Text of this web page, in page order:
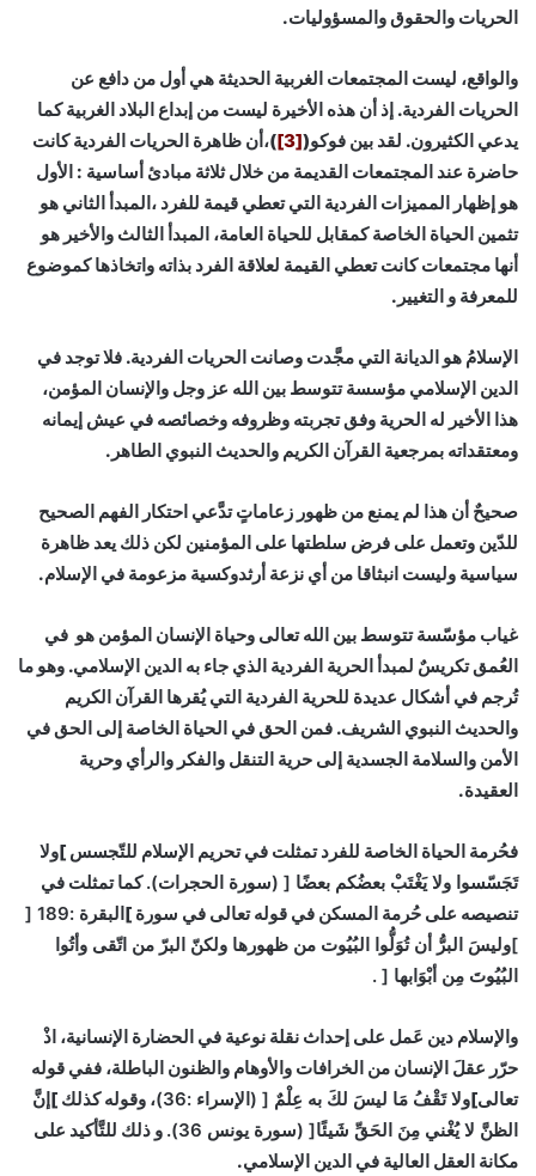
الحريات والحقوق والمسؤوليات.
والواقع، ليست المجتمعات الغربية الحديثة هي أول من دافع عن
الحريات الفردية. إذ أن هذه الأخيرة ليست من إبداع البلاد الغربية كما
يدعي الكثيرون. لقد بين فوكو([3]
)،أن ظاهرة الحريات الفردية كانت
حاضرة عند المجتمعات القديمة من خلال ثلاثة مبادئ أساسية : الأول
هو إظهار المميزات الفردية التي تعطي قيمة للفرد ،المبدأ الثاني هو
تثمين الحياة الخاصة كمقابل للحياة العامة، المبدأ الثالث والأخير هو
أنها مجتمعات كانت تعطي القيمة لعلاقة الفرد بذاته واتخاذها كموضوع
للمعرفة و التغيير.
الإسلامُ هو الديانة التي مجَّدت وصانت الحريات الفردية. فلا توجد في
الدين الإسلامي مؤسسة تتوسط بين الله عز وجل والإنسان المؤمن،
هذا الأخير له الحرية وفق تجربته وظروفه وخصائصه في عيش إيمانه
ومعتقداته بمرجعية القرآن الكريم والحديث النبوي الطاهر.
صحيحٌ أن هذا لم يمنع من ظهور زعاماتٍ تدَّعي احتكار الفهم الصحيح
للدّين وتعمل على فرض سلطتها على المؤمنين لكن ذلك يعد ظاهرة
سياسية وليست انبثاقا من أي نزعة أرثدوكسية مزعومة في الإسلام.
غياب مؤسّسة تتوسط بين الله تعالى وحياة الإنسان المؤمن هو في
العُمق تكريسٌ لمبدأ الحرية الفردية الذي جاء به الدين الإسلامي. وهو ما
تُرجم في أشكال عديدة للحرية الفردية التي يُقرها القرآن الكريم
والحديث النبوي الشريف. فمن الحق في الحياة الخاصة إلى الحق في
الأمن والسلامة الجسدية إلى حرية التنقل والفكر والرأي وحرية
العقيدة.
فحُرمة الحياة الخاصة للفرد تمثلت في تحريم الإسلام للتّجسس ]ولا
تَجَسّسوا ولا يَغْتَبْ بعضُكم بعضًا [ (سورة الحجرات).كما تمثلت في
تنصيصه على حُرمة المسكن في قوله تعالى في سورة ] البقرة :189
[
]وليسَ البرُّ أن تُوَلُّوا البُيُوت من ظهورها ولكنّ البرّ من اتّقى وأتُوا
البُيُوتَ مِن أبْوَابها [
.
والإسلام دين عَمل على إحداث نقلة نوعية في الحضارة الإنسانية، اذْ
حرّر عقلَ الإنسان من الخرافات والأوهام والظنون الباطلة، ففي قوله
تعالى]ولا تَقْفُ مَا ليسَ لكَ به عِلْمٌ [ (الإسراء :36)، وقوله كذلك ]إنَّ
الظنَّ لا يُغْني مِنَ الحَقِّ شَيئًا[ (سورة يونس 36).
و ذلك للتَّأكيد على
مكانة العقل العالية في الدين الإسلامي.